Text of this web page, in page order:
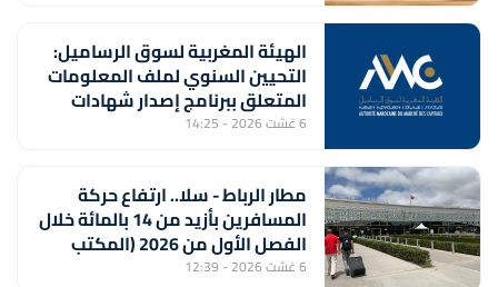
الهيئة المغربية لسوق الرساميل:
التحيين السنوي لملف المعلومات
المتعلق ببرنامج إصدار شهادات
الإيداع من طرف بنك "CFG"
6 غشت 2026 - 14:25
مطار الرباط - سلا.. ارتفاع حركة
المسافرين بأزيد من 14 بالمائة خلال
الفصل الأول من 2026 (المكتب
الوطني للمطارات)
6 غشت 2026 - 12:39